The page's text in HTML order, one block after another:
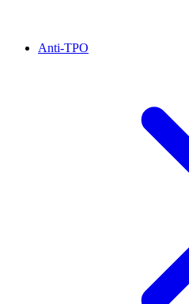
Anti-TPO